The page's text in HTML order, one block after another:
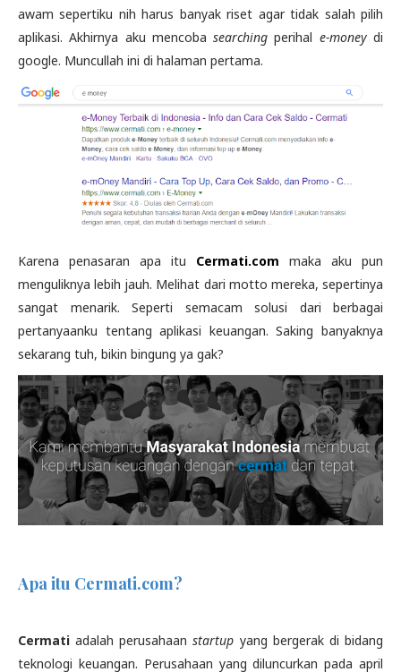
awam sepertiku nih harus banyak riset agar tidak salah pilih
aplikasi. Akhirnya aku mencobasearching perihal e-moneydi
google. Muncullah ini di halaman pertama.
Karena penasaran apa itu Cermati.com maka aku pun
menguliknya lebih jauh. Melihat dari motto mereka, sepertinya
sangat menarik. Seperti semacam solusi dari berbagai
pertanyaanku tentang aplikasi keuangan. Saking banyaknya
sekarang tuh, bikin bingung ya gak?
Apa itu Cermati.com?
Cermati adalah perusahaanstartup yang bergerak di bidang
teknologi keuangan. Perusahaan yang diluncurkan pada april